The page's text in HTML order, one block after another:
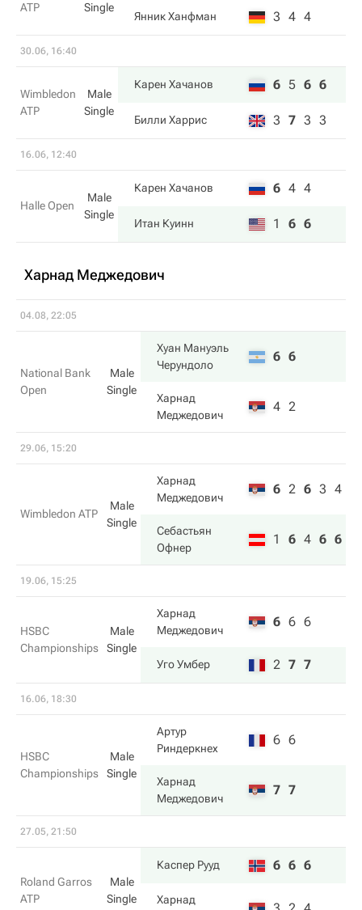
ATP
Single
Янник Ханфман 3 4 4
30.06, 16:40
Wimbledon
ATP
Male
Single
Карен Хачанов 6 5 6 6
Билли Харрис 3 7 3 3
16.06, 12:40
Halle Open
Male
Single
Карен Хачанов 6 4 4
Итан Куинн 1 6 6
Харнад Меджедович
04.08, 22:05
National Bank
Open
Male
Single
Хуан Мануэль
Черундоло
6 6
Харнад
Меджедович
4 2
29.06, 15:20
Wimbledon ATP
Male
Single
Харнад
Меджедович
6 2 6 3 4
Себастьян
Офнер
1 6 4 6 6
19.06, 15:25
HSBC
Championships
Male
Single
Харнад
Меджедович
6 6 6
Уго Умбер 2 7 7
16.06, 18:30
HSBC
Championships
Male
Single
Артур
Риндеркнех
6 6
Харнад
Меджедович
7 7
27.05, 21:50
Roland Garros
ATP
Male
Single
Каспер Рууд 6 6 6
Харнад